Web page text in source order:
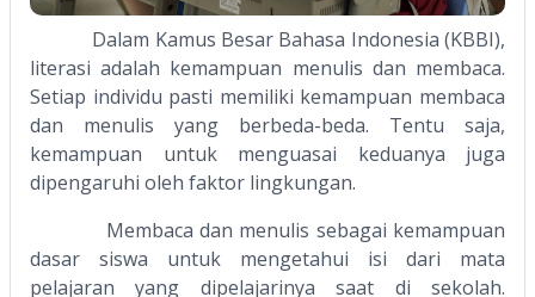
Dalam Kamus Besar Bahasa Indonesia (KBBI),
literasi adalah kemampuan menulis dan membaca.
Setiap individu pasti memiliki kemampuan membaca
dan menulis yang berbeda-beda. Tentu saja,
kemampuan untuk menguasai keduanya juga
dipengaruhi oleh faktor lingkungan.
Membaca dan menulis sebagai kemampuan
dasar siswa untuk mengetahui isi dari mata
pelajaran yang dipelajarinya saat di sekolah.